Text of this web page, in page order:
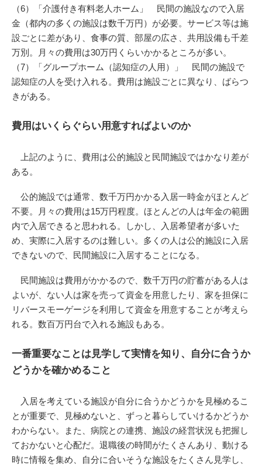
（6）「介護付き有料老人ホーム」 民間の施設なので入居
金（都内の多くの施設は数千万円）が必要。サービス等は施
設ごとに差があり、食事の質、部屋の広さ、共用設備も千差
万別。月々の費用は30万円くらいかかるところが多い。
（7）「グループホーム（認知症の人用）」 民間の施設で
認知症の人を受け入れる。費用は施設ごとに異なり、ばらつ
きがある。
費用はいくらぐらい用意すればよいのか
上記のように、費用は公的施設と民間施設ではかなり差が
ある。
公的施設では通常、数千万円かかる入居一時金がほとんど
不要。月々の費用は15万円程度。ほとんどの人は年金の範囲
内で入居できると思われる。しかし、入居希望者が多いた
め、実際に入居するのは難しい。多くの人は公的施設に入居
できないので、民間施設に入居することになる。
民間施設は費用がかかるので、数千万円の貯蓄がある人は
よいが、ない人は家を売って資金を用意したり、家を担保に
リバースモーゲージを利用して資金を用意することが考えら
れる。数百万円台で入れる施設もある。
一番重要なことは見学して実情を知り、自分に合うか
どうかを確かめること
入居を考えている施設が自分に合うかどうかを見極めるこ
とが重要で、見極めないと、ずっと暮らしていけるかどうか
わからない。また、病院との連携、施設の経営状況も把握し
ておかないと心配だ。退職後の時間がたくさんあり、動ける
時に情報を集め、自分に合いそうな施設をたくさん見学し、